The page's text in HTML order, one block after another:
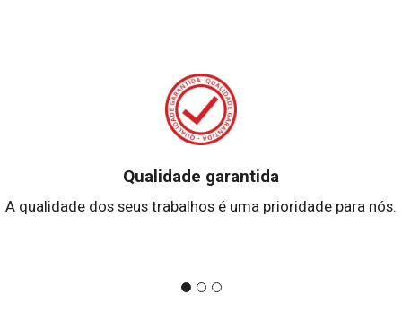
Qualidade garantida
A qualidade dos seus trabalhos é uma prioridade para nós.